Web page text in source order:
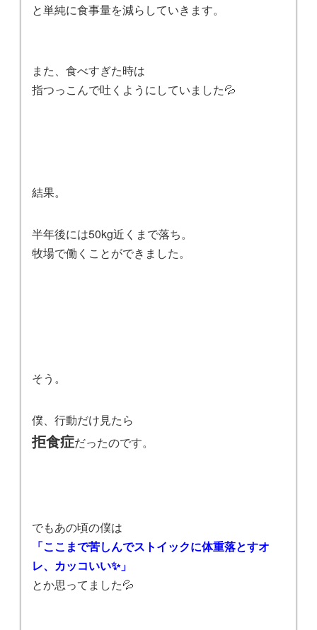
と単純に食事量を減らしていきます。
また、食べすぎた時は
指つっこんで吐くようにしていました💦
結果。
半年後には50kg近くまで落ち。
牧場で働くことができました。
そう。
僕、行動だけ見たら
拒食症だったのです。
でもあの頃の僕は
「ここまで苦しんでストイックに体重落とすオ
レ、カッコいい✨」
​とか思ってました💦